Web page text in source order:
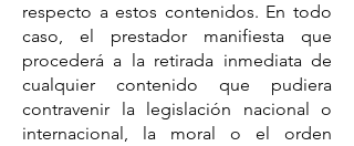
respecto a estos contenidos. En todo
caso, el prestador manifiesta que
procederá a la retirada inmediata de
cualquier contenido que pudiera
contravenir la legislación nacional o
internacional, la moral o el orden